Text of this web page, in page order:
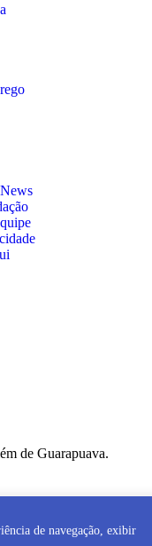
de navegação, exibir
de Guarapuava.